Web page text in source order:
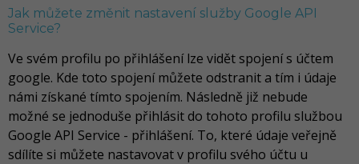
Jak můžete změnit nastavení služby Google API
Service?
Ve svém profilu po přihlášení lze vidět spojení s účtem
google. Kde toto spojení můžete odstranit a tím i údaje
námi získané tímto spojením. Následně již nebude
možné se jednoduše přihlásit do tohoto profilu službou
Google API Service - přihlášení. To, které údaje veřejně
sdílíte si můžete nastavovat v profilu svého účtu u